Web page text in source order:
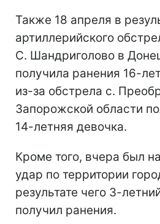
Также 18 апреля в
артиллерийского
С. Шандриголово в
получила ранения 16-
из-за обстрела с.
Запорожской области
14-летняя девочка.
Кроме того, вчера был
удар по территории
результате чего 3-
получил ранения.